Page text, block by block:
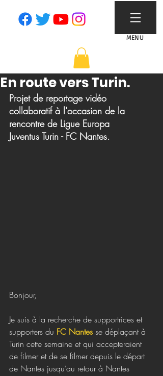
MENU
En route vers Turin.
Projet de reportage vidéo
collaboratif à l'occasion de la
rencontre de Ligue Europa
Juventus Turin - FC Nantes.
Bonjour,
Je suis à la recherche de supportrices et
supporters du FC Nantes se déplaçant à
Turin cette semaine et qui accepteraient
de filmer et de se filmer depuis le départ
de Nantes jusqu’au retour à Nantes